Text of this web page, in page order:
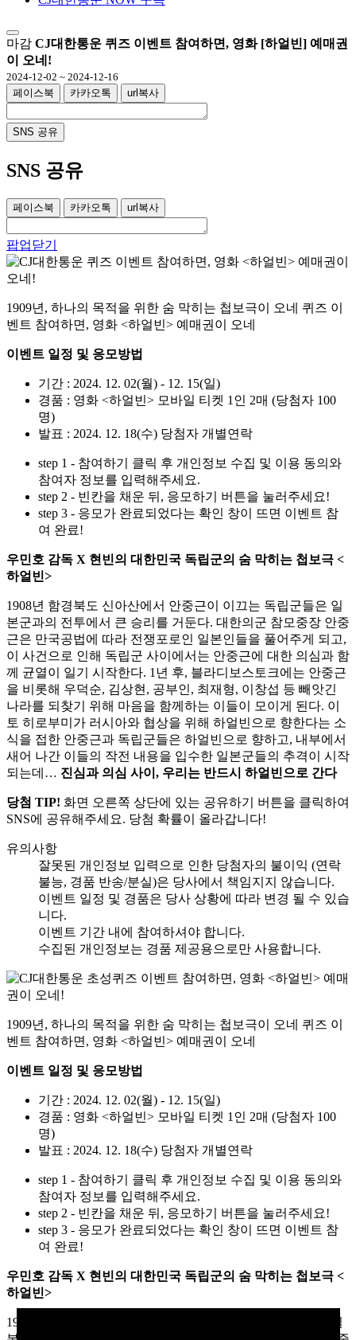
마감 CJ대한통운 퀴즈 이벤트 참여하면, 영화 [하얼빈] 예매권
이 오네!
2024-12-02 ~ 2024-12-16
페이스북
카카오톡 url복사
SNS 공유
SNS 공유
페이스북 카카오톡 url복사
팝업닫기
1909년, 하나의 목적을 위한 숨 막히는 첩보극이 오네 퀴즈 이
벤트 참여하면, 영화 <하얼빈> 예매권이 오네
이벤트 일정 및 응모방법
기간 : 2024. 12. 02(월) - 12. 15(일)
경품 : 영화 <하얼빈> 모바일 티켓 1인 2매 (당첨자 100
명)
발표 : 2024. 12. 18(수) 당첨자 개별연락
step 1 - 참여하기 클릭 후 개인정보 수집 및 이용 동의와
참여자 정보를 입력해주세요.
step 2 - 빈칸을 채운 뒤, 응모하기 버튼을 눌러주세요!
step 3 - 응모가 완료되었다는 확인 창이 뜨면 이벤트 참
여 완료!
우민호 감독 X 현빈의 대한민국 독립군의 숨 막히는 첩보극 <
하얼빈>
1908년 함경북도 신아산에서 안중근이 이끄는 독립군들은 일
본군과의 전투에서 큰 승리를 거둔다. 대한의군 참모중장 안중
근은 만국공법에 따라 전쟁포로인 일본인들을 풀어주게 되고,
이 사건으로 인해 독립군 사이에서는 안중근에 대한 의심과 함
께 균열이 일기 시작한다. 1년 후, 블라디보스토크에는 안중근
을 비롯해 우덕순, 김상현, 공부인, 최재형, 이창섭 등 빼앗긴
나라를 되찾기 위해 마음을 함께하는 이들이 모이게 된다. 이
토 히로부미가 러시아와 협상을 위해 하얼빈으로 향한다는 소
식을 접한 안중근과 독립군들은 하얼빈으로 향하고, 내부에서
새어 나간 이들의 작전 내용을 입수한 일본군들의 추격이 시작
되는데… 진심과 의심 사이, 우리는 반드시 하얼빈으로 간다
당첨 TIP! 화면 오른쪽 상단에 있는 공유하기 버튼을 클릭하여
SNS에 공유해주세요. 당첨 확률이 올라갑니다!
유의사항
잘못된 개인정보 입력으로 인한 당첨자의 불이익 (연락
불능, 경품 반송/분실)은 당사에서 책임지지 않습니다.
이벤트 일정 및 경품은 당사 상황에 따라 변경 될 수 있습
니다.
이벤트 기간 내에 참여하셔야 합니다.
수집된 개인정보는 경품 제공용으로만 사용합니다.
1909년, 하나의 목적을 위한 숨 막히는 첩보극이 오네 퀴즈 이
벤트 참여하면, 영화 <하얼빈> 예매권이 오네
이벤트 일정 및 응모방법
기간 : 2024. 12. 02(월) - 12. 15(일)
경품 : 영화 <하얼빈> 모바일 티켓 1인 2매 (당첨자 100
명)
발표 : 2024. 12. 18(수) 당첨자 개별연락
step 1 - 참여하기 클릭 후 개인정보 수집 및 이용 동의와
참여자 정보를 입력해주세요.
step 2 - 빈칸을 채운 뒤, 응모하기 버튼을 눌러주세요!
step 3 - 응모가 완료되었다는 확인 창이 뜨면 이벤트 참
여 완료!
우민호 감독 X 현빈의 대한민국 독립군의 숨 막히는 첩보극 <
하얼빈>
1908년 함경북도 신아산에서 안중근이 이끄는 독립군들은 일